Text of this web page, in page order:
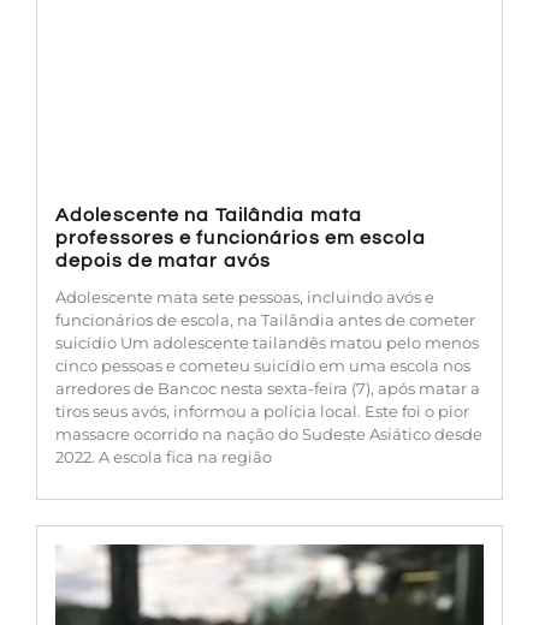
Adolescente na Tailândia mata
professores e funcionários em escola
depois de matar avós
Adolescente mata sete pessoas, incluindo avós e
funcionários de escola, na Tailândia antes de cometer
suicídio Um adolescente tailandês matou pelo menos
cinco pessoas e cometeu suicídio em uma escola nos
arredores de Bancoc nesta sexta-feira (7), após matar a
tiros seus avós, informou a polícia local. Este foi o pior
massacre ocorrido na nação do Sudeste Asiático desde
2022. A escola fica na região